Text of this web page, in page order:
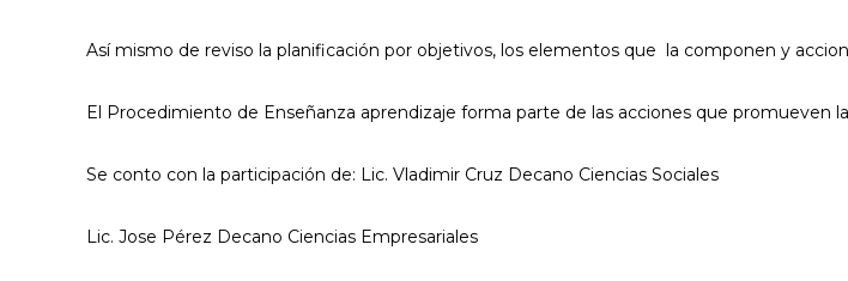
Así mismo de reviso la planificación por objetivos, los elementos que la componen y
El Procedimiento de Enseñanza aprendizaje forma parte de las acciones que promueven la
Se conto con la participación de: Lic. Vladimir Cruz Decano Ciencias Sociales
Lic. Jose Pérez Decano Ciencias Empresariales